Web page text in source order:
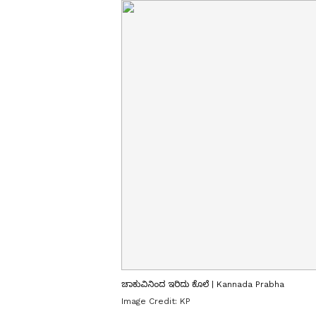
ಚಾಕುವಿನಿಂದ ಇರಿದು ಕೊಲೆ | Kannada Prabha
Image Credit: KP